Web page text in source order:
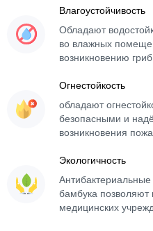
Влагоустойчивость
Обладают
во влажных
возникновению
Огнестойкость
обладают
безопасными и
возникновения
Экологичность
бамбука позволяют
медицинских